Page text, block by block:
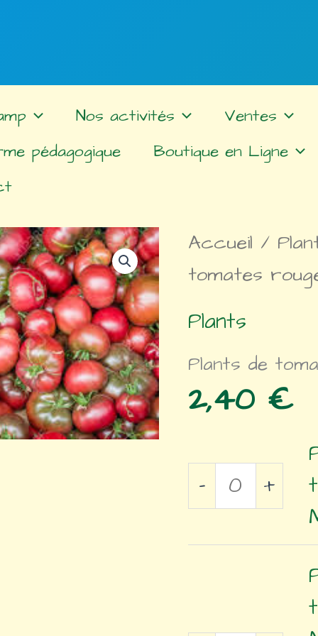
Nos activités
Ventes
pédagogique
Boutique en Ligne
Accueil /
tomates
Plants
Plants de
2,40 €
-
quantité
de
Plant
+